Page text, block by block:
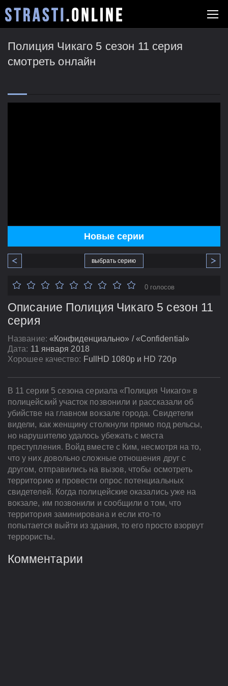
Полиция Чикаго 5 сезон 11 серия
смотреть онлайн
Новые серии
выбрать серию
Описание Полиция Чикаго 5 сезон 11
серия
Название: «Конфиденциально» / «Confidential»
Дата: 11 января 2018
Хорошее качество: FullHD 1080p и HD 720p
0 голосов
В 11 серии 5 сезона сериала «Полиция Чикаго» в
полицейский участок позвонили и рассказали об
убийстве на главном вокзале города. Свидетели
видели, как женщину столкнули прямо под рельсы,
но нарушителю удалось убежать с места
преступления. Войд вместе с Ким, несмотря на то,
что у них довольно сложные отношения друг с
другом, отправились на вызов, чтобы осмотреть
территорию и провести опрос потенциальных
свидетелей. Когда полицейские оказались уже на
вокзале, им позвонили и сообщили о том, что
территория заминирована и если кто-то
попытается выйти из здания, то его просто взорвут
террористы.
Комментарии